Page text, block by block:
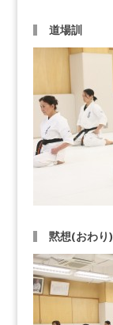
道場訓
黙想(おわり)